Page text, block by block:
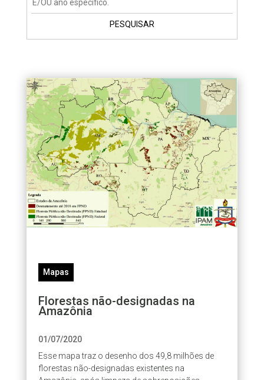
Mapas
Florestas não-designadas na
Amazônia
01/07/2020
Esse mapa traz o desenho dos 49,8 milhões de
florestas não-designadas existentes na